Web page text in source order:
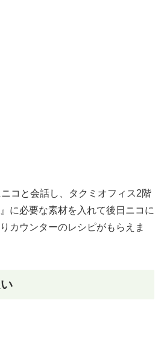
コと会話し、タクミオフィス2階
に必要な素材を入れて後日ニコに
カウンターのレシピがもらえま